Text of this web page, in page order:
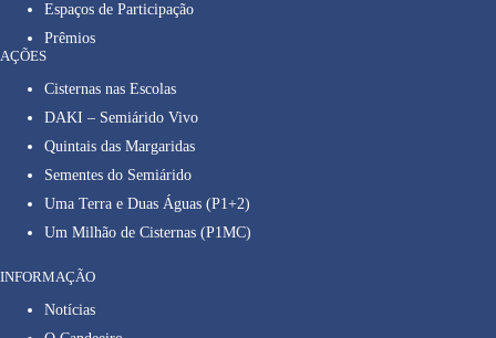
Espaços de Participação
Prêmios
AÇÕES
Cisternas nas Escolas
DAKI – Semiárido Vivo
Quintais das Margaridas
Sementes do Semiárido
Uma Terra e Duas Águas (P1+2)
Um Milhão de Cisternas (P1MC)
INFORMAÇÃO
Notícias